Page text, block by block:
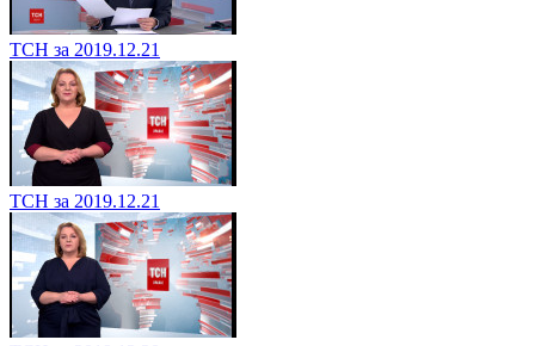
ТСН за 2019.12.21
ТСН за 2019.12.21